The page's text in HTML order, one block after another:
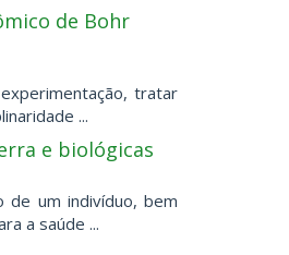
de Bohr
tratar
...
e biológicas
de um indivíduo, bem
a saúde ...